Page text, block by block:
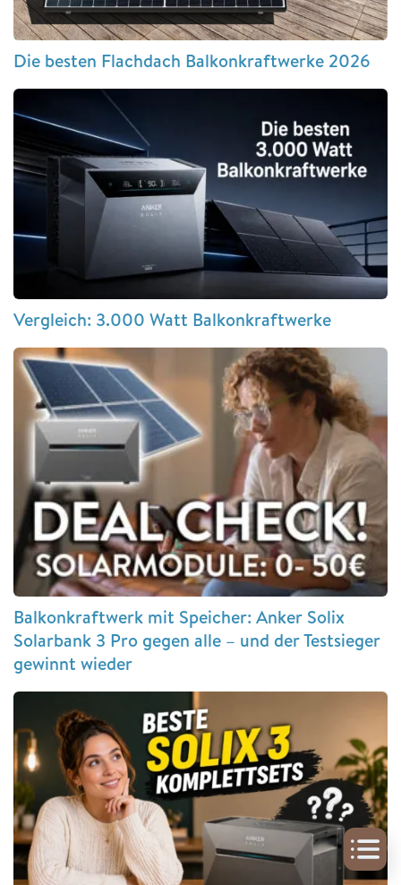
Die besten Flachdach Balkonkraftwerke 2026
Vergleich: 3.000 Watt Balkonkraftwerke
Balkonkraftwerk mit Speicher: Anker Solix
Solarbank 3 Pro gegen alle – und der Testsieger
gewinnt wieder